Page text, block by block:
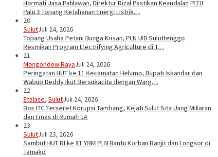
Hormati Jasa Pahlawan, Direktur Rizal Pastikan Keandalan PLTU
Palu 3 Topang Ketahanan Energi Listrik…
20
SulutJuli 24, 2026
Topang Usaha Petani Bunga Krisan, PLN UID Suluttenggo
Resmikan Program Electrifying Agriculture di T…
21
Mongondow RayaJuli 24, 2026
Peringatan HUT ke 11 Kecamatan Helumo, Bupati Iskandar dan
Wabup Deddy Ikut Bersukacita dengan Warg…
22
Etalase, SulutJuli 24, 2026
Bos ITC Terseret Korupsi Tambang, Kejati Sulut Sita Uang Miliaran
dan Emas di Rumah JA
23
SulutJuli 23, 2026
Sambut HUT RI ke 81 YBM PLN Bantu Korban Banjir dan Longsor di
Tamako